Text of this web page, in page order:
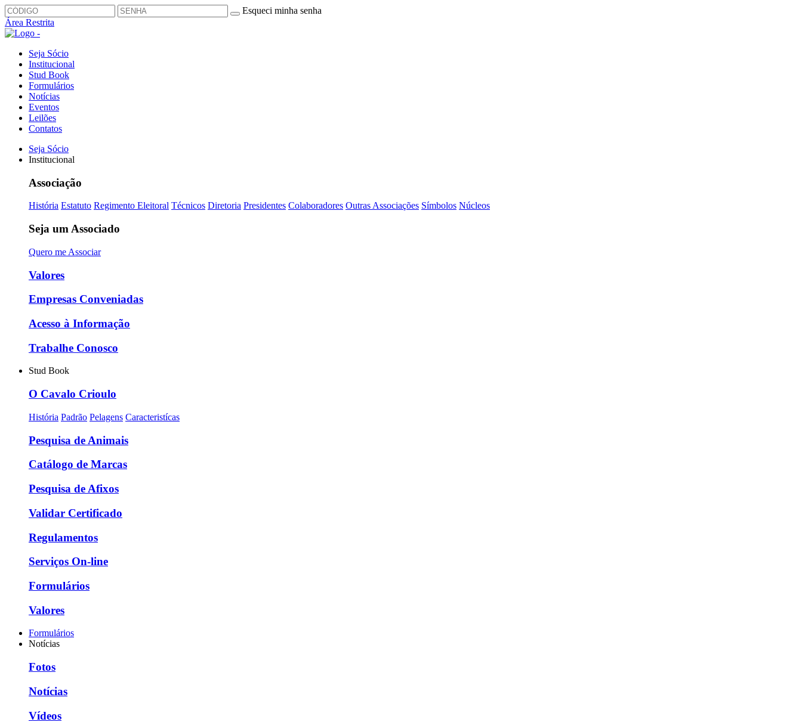
Esqueci minha senha
Área Restrita
Seja Sócio
Institucional
Stud Book
Formulários
Notícias
Eventos
Leilões
Contatos
Seja Sócio
Institucional
Associação
História Estatuto Regimento Eleitoral Técnicos Diretoria Presidentes Colaboradores Outras Associações Símbolos Núcleos
Seja um Associado
Quero me Associar
Valores
Empresas Conveniadas
Acesso à Informação
Trabalhe Conosco
Stud Book
O Cavalo Crioulo
História Padrão Pelagens Caracteristícas
Pesquisa de Animais
Catálogo de Marcas
Pesquisa de Afixos
Validar Certificado
Regulamentos
Serviços On-line
Formulários
Valores
Formulários
Notícias
Fotos
Notícias
Vídeos